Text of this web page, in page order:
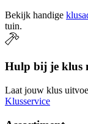
Bekijk handige
tuin.
Hulp bij je klus
Laat jouw klus
Klusservice